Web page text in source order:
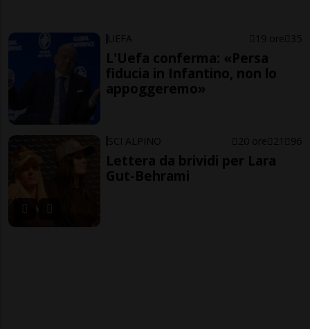
UEFA 19 ore 35
L'Uefa conferma: «Persa
fiducia in Infantino, non lo
appoggeremo»
SCI ALPINO 20 ore 21 96
Lettera da brividi per Lara
Gut-Behrami